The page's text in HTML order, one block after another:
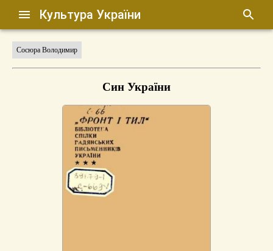
Культура України
Сосюра Володимир
Син України